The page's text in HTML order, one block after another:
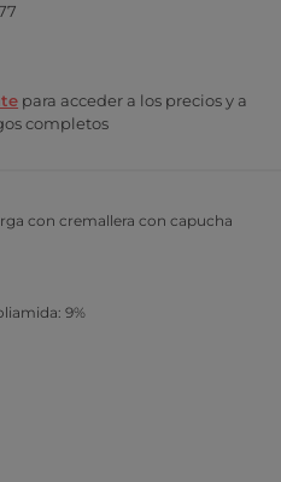
para acceder a los precios y a
completos
con cremallera con capucha
9%